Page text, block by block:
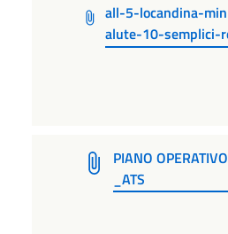
all-5-locandina-
alute-10-semplici-
PIANO
_ATS